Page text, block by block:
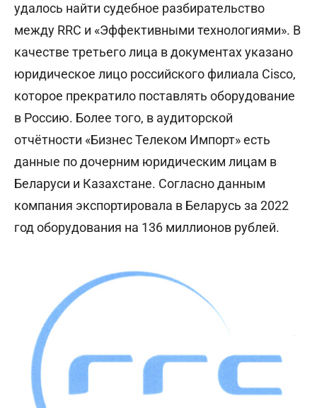
удалось найти судебное разбирательство
между RRC и «Эффективными технологиями». В
качестве третьего лица в документах указано
юридическое лицо российского филиала Cisco,
которое прекратило поставлять оборудование
в Россию. Более того, в аудиторской
отчётности «Бизнес Телеком Импорт» есть
данные по дочерним юридическим лицам в
Беларуси и Казахстане. Согласно данным
компания экспортировала в Беларусь за 2022
год оборудования на 136 миллионов рублей.